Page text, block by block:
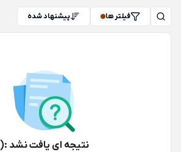
فیلتر ها پیشنهاد شده
نتیجه ای یافت نشد :(